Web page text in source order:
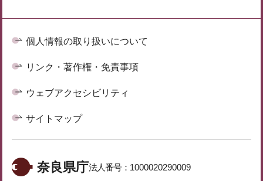
個人情報の取り扱いについて
リンク・著作権・免責事項
ウェブアクセシビリティ
サイトマップ
奈良県庁法人番号： 1000020290009